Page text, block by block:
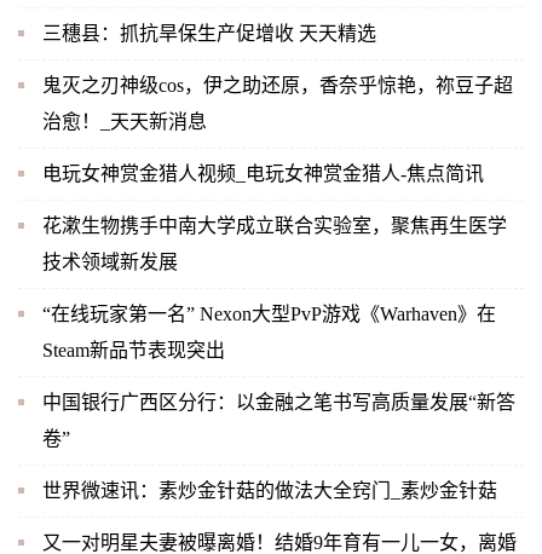
三穗县：抓抗旱保生产促增收 天天精选
鬼灭之刃神级cos，伊之助还原，香奈乎惊艳，祢豆子超
治愈！_天天新消息
电玩女神赏金猎人视频_电玩女神赏金猎人-焦点简讯
花漱生物携手中南大学成立联合实验室，聚焦再生医学
技术领域新发展
“在线玩家第一名” Nexon大型PvP游戏《Warhaven》在
Steam新品节表现突出
中国银行广西区分行：以金融之笔书写高质量发展“新答
卷”
世界微速讯：素炒金针菇的做法大全窍门_素炒金针菇
又一对明星夫妻被曝离婚！结婚9年育有一儿一女，离婚